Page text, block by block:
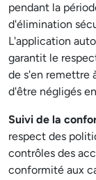
pendant la
d'élimination
L'application
garantit le
de s'en remettre
d'être négligés
Suivi de la
respect des
contrôles des
conformité aux